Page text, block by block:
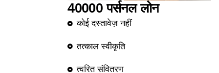
40000 पर्सनल लोन
कोई दस्तावेज़ नहीं
तत्काल स्वीकृति
त्वरित संवितरण